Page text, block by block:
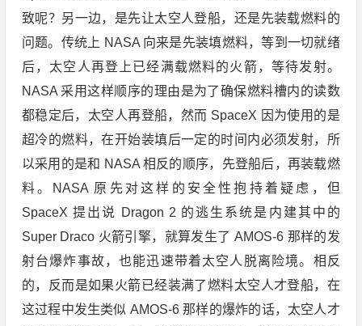
致呢？另一边，是先让太空人登船，还是先装载燃料的
问题。传统上 NASA 向来是先装填燃料，等到一切就绪
后，太空人再登上已经满载燃料的火箭，等待发射。
NASA 采用这样顺序的理由是为了确保燃料槽内的读数
都稳定后，太空人再登船，然而 SpaceX 因为使用的是
超冷的燃料，在开始装填后一定的时间内必须发射，所
以采用的是和 NASA 相反的顺序，先登船后，再装载燃
料。NASA 原先对这样的安全性抱持着疑虑，但
SpaceX 提出说 Dragon 2 的逃生系统是内建其中的
Super Draco 火箭引擎，就算发生了 AMOS-6 那样的发
射台爆炸事故，也能迅速带着太空人脱离险境。相反
的，反而是如果火箭已经装满了燃料太空人才登船，在
这过程中发生类似 AMOS-6 那样的爆炸的话，太空人才